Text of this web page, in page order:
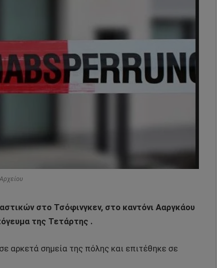
στο Τσόφινγκεν, στο καντόνι Ααργκάου
της Τετάρτης .
αρκετά σημεία της πόλης και επιτέθηκε σε